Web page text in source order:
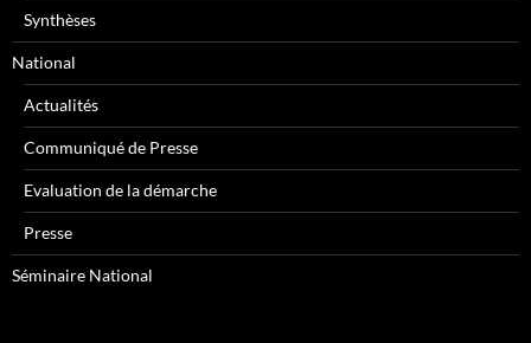
Synthèses
National
Actualités
Communiqué de Presse
Evaluation de la démarche
Presse
Séminaire National